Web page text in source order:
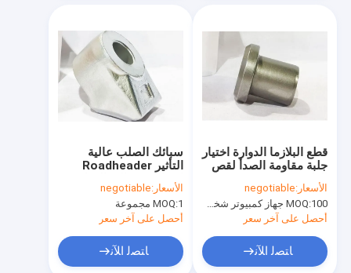
سبائك الصلب عالية
التأثير Roadheader
اختيار بت عالية المتانة
الأسعار:negotiable
MOQ:1 مجموعة
أحصل على آخر سعر
ﺎﺘﺼﻟ ﺍﻶﻧ
قطع البلازما الدوارة اختيار
جلبة مقاومة الصدأ لقص
الطريق
الأسعار:negotiable
MOQ:100 جهاز كمبيوتر شخصى
أحصل على آخر سعر
ﺎﺘﺼﻟ ﺍﻶﻧ